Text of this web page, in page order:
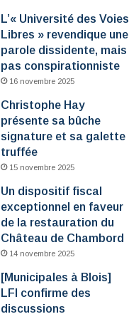
L’« Université des Voies
Libres » revendique une
parole dissidente, mais
pas conspirationniste
16 novembre 2025
Christophe Hay
présente sa bûche
signature et sa galette
truffée
15 novembre 2025
Un dispositif fiscal
exceptionnel en faveur
de la restauration du
Château de Chambord
14 novembre 2025
[Municipales à Blois]
LFI confirme des
discussions